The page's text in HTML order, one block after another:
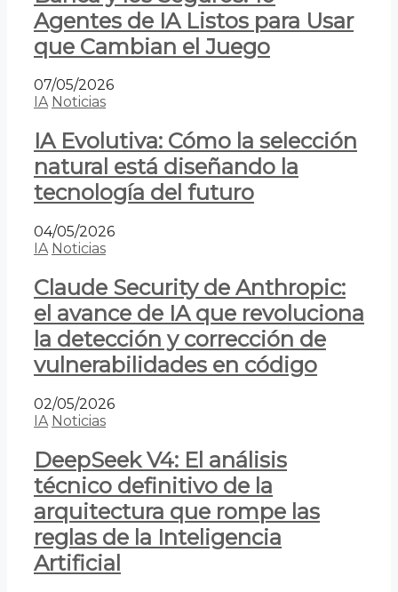
Agentes de IA Listos para Usar
que Cambian el Juego
07/05/2026
IA Noticias
IA Evolutiva: Cómo la selección
natural está diseñando la
tecnología del futuro
04/05/2026
IA Noticias
Claude Security de Anthropic:
el avance de IA que revoluciona
la detección y corrección de
vulnerabilidades en código
02/05/2026
IA Noticias
DeepSeek V4: El análisis
técnico definitivo de la
arquitectura que rompe las
reglas de la Inteligencia
Artificial